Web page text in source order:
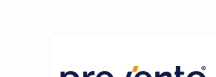
content